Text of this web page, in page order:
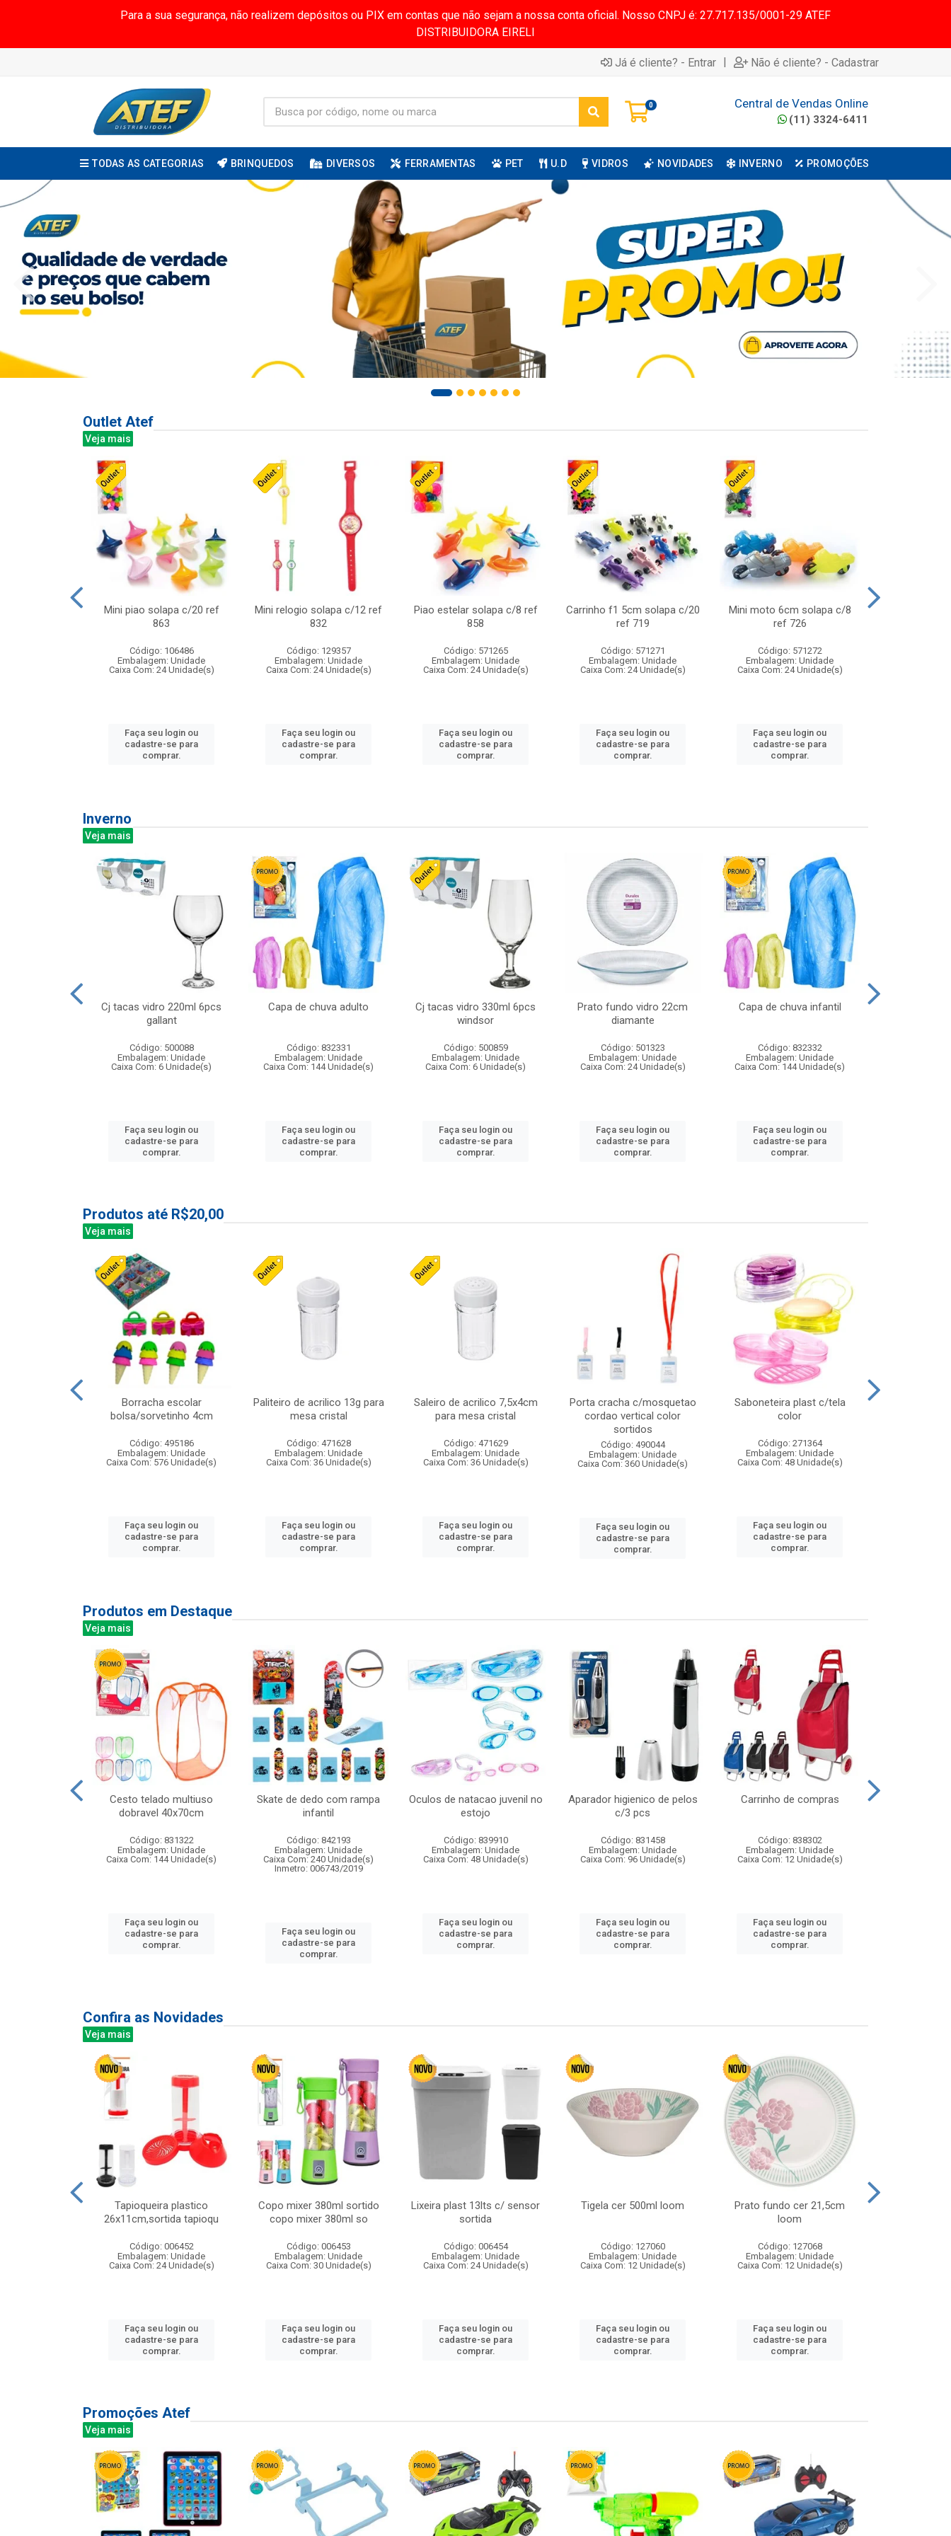
Para a sua segurança, não realizem depósitos ou PIX em contas que não sejam a nossa conta oficial. Nosso CNPJ é: 27.717.135/0001-29 ATEF
DISTRIBUIDORA EIRELI
Já é cliente? - Entrar | Não é cliente? - Cadastrar
0 Central de Vendas Online
(11) 3324-6411
TODAS AS CATEGORIAS BRINQUEDOS DIVERSOS FERRAMENTAS PET U.D VIDROS NOVIDADES INVERNO PROMOÇÕES
Outlet Atef
Veja mais
Mini piao solapa c/20 ref
863
Código: 106486
Embalagem: Unidade
Caixa Com: 24 Unidade(s)
Faça seu login ou
cadastre-se para
comprar.
Mini relogio solapa c/12 ref
832
Código: 129357
Embalagem: Unidade
Caixa Com: 24 Unidade(s)
Faça seu login ou
cadastre-se para
comprar.
Piao estelar solapa c/8 ref
858
Código: 571265
Embalagem: Unidade
Caixa Com: 24 Unidade(s)
Faça seu login ou
cadastre-se para
comprar.
Carrinho f1 5cm solapa c/20
ref 719
Código: 571271
Embalagem: Unidade
Caixa Com: 24 Unidade(s)
Faça seu login ou
cadastre-se para
comprar.
Mini moto 6cm solapa c/8
ref 726
Código: 571272
Embalagem: Unidade
Caixa Com: 24 Unidade(s)
Faça seu login ou
cadastre-se para
comprar.
Inverno
Veja mais
Cj tacas vidro 220ml 6pcs
gallant
Código: 500088
Embalagem: Unidade
Caixa Com: 6 Unidade(s)
Faça seu login ou
cadastre-se para
comprar.
Capa de chuva adulto
Código: 832331
Embalagem: Unidade
Caixa Com: 144 Unidade(s)
Faça seu login ou
cadastre-se para
comprar.
Cj tacas vidro 330ml 6pcs
windsor
Código: 500859
Embalagem: Unidade
Caixa Com: 6 Unidade(s)
Faça seu login ou
cadastre-se para
comprar.
Prato fundo vidro 22cm
diamante
Código: 501323
Embalagem: Unidade
Caixa Com: 24 Unidade(s)
Faça seu login ou
cadastre-se para
comprar.
Capa de chuva infantil
Código: 832332
Embalagem: Unidade
Caixa Com: 144 Unidade(s)
Faça seu login ou
cadastre-se para
comprar.
Produtos até R$20,00
Veja mais
Borracha escolar
bolsa/sorvetinho 4cm
Código: 495186
Embalagem: Unidade
Caixa Com: 576 Unidade(s)
Faça seu login ou
cadastre-se para
comprar.
Paliteiro de acrilico 13g para
mesa cristal
Código: 471628
Embalagem: Unidade
Caixa Com: 36 Unidade(s)
Faça seu login ou
cadastre-se para
comprar.
Saleiro de acrilico 7,5x4cm
para mesa cristal
Código: 471629
Embalagem: Unidade
Caixa Com: 36 Unidade(s)
Faça seu login ou
cadastre-se para
comprar.
Porta cracha c/mosquetao
cordao vertical color
sortidos
Código: 490044
Embalagem: Unidade
Caixa Com: 360 Unidade(s)
Faça seu login ou
cadastre-se para
comprar.
Saboneteira plast c/tela
color
Código: 271364
Embalagem: Unidade
Caixa Com: 48 Unidade(s)
Faça seu login ou
cadastre-se para
comprar.
Produtos em Destaque
Veja mais
Cesto telado multiuso
dobravel 40x70cm
Código: 831322
Embalagem: Unidade
Caixa Com: 144 Unidade(s)
Faça seu login ou
cadastre-se para
comprar.
Skate de dedo com rampa
infantil
Código: 842193
Embalagem: Unidade
Caixa Com: 240 Unidade(s)
Inmetro: 006743/2019
Faça seu login ou
cadastre-se para
comprar.
Oculos de natacao juvenil no
estojo
Código: 839910
Embalagem: Unidade
Caixa Com: 48 Unidade(s)
Faça seu login ou
cadastre-se para
comprar.
Aparador higienico de pelos
c/3 pcs
Código: 831458
Embalagem: Unidade
Caixa Com: 96 Unidade(s)
Faça seu login ou
cadastre-se para
comprar.
Carrinho de compras
Código: 838302
Embalagem: Unidade
Caixa Com: 12 Unidade(s)
Faça seu login ou
cadastre-se para
comprar.
Confira as Novidades
Veja mais
Tapioqueira plastico
26x11cm,sortida tapioqu
Código: 006452
Embalagem: Unidade
Caixa Com: 24 Unidade(s)
Faça seu login ou
cadastre-se para
comprar.
Copo mixer 380ml sortido
copo mixer 380ml so
Código: 006453
Embalagem: Unidade
Caixa Com: 30 Unidade(s)
Faça seu login ou
cadastre-se para
comprar.
Lixeira plast 13lts c/ sensor
sortida
Código: 006454
Embalagem: Unidade
Caixa Com: 24 Unidade(s)
Faça seu login ou
cadastre-se para
comprar.
Tigela cer 500ml loom
Código: 127060
Embalagem: Unidade
Caixa Com: 12 Unidade(s)
Faça seu login ou
cadastre-se para
comprar.
Prato fundo cer 21,5cm
loom
Código: 127068
Embalagem: Unidade
Caixa Com: 12 Unidade(s)
Faça seu login ou
cadastre-se para
comprar.
Promoções Atef
Veja mais